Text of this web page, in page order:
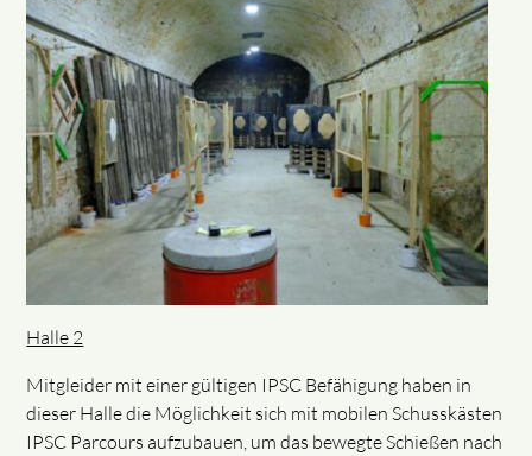
Halle 2
Mitgleider mit einer gültigen IPSC Befähigung haben in
dieser Halle die Möglichkeit sich mit mobilen Schusskästen
IPSC Parcours aufzubauen, um das bewegte Schießen nach